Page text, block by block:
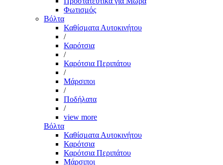
Φωτισμός
Βόλτα
Καθίσματα Αυτοκινήτου
/
Καρότσια
/
Καρότσια Περιπάτου
/
Μάρσιποι
/
Ποδήλατα
/
view more
Βόλτα
Καθίσματα Αυτοκινήτου
Καρότσια
Καρότσια Περιπάτου
Μάρσιποι